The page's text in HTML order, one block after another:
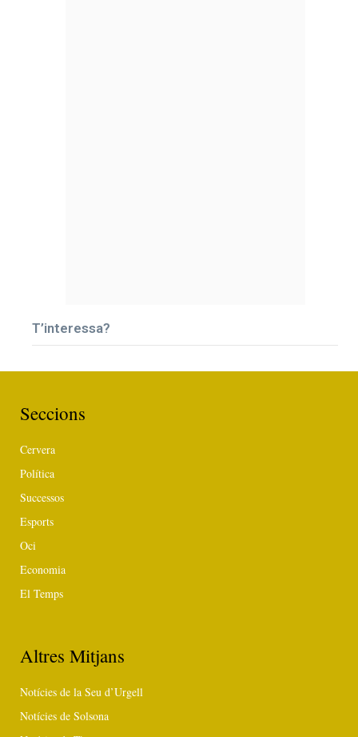
T’interessa?
Seccions
Cervera
Política
Successos
Esports
Oci
Economia
El Temps
Altres Mitjans
Notícies de la Seu d’Urgell
Notícies de Solsona